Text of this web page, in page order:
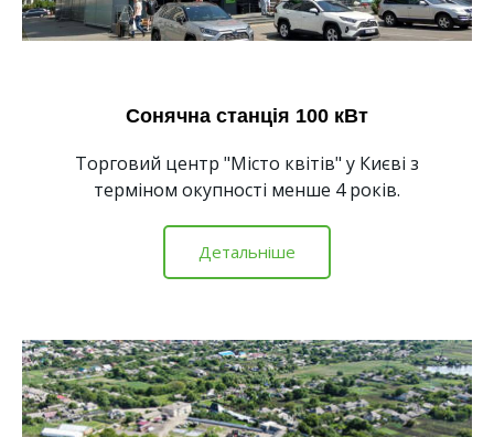
Сонячна станція 100 кВт
Торговий центр "Місто квітів" у Києві з
терміном окупності менше 4 років.
Детальніше